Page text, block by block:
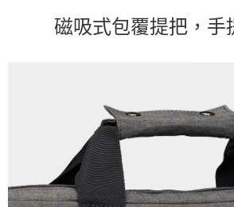
磁吸式包覆提把，手